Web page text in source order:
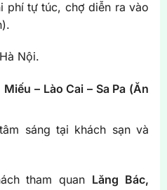
phí tự túc, chợ diễn ra vào
Nội.
– Lào Cai – Sa Pa (Ăn
sáng tại khách sạn và
tham quan Lăng Bác,